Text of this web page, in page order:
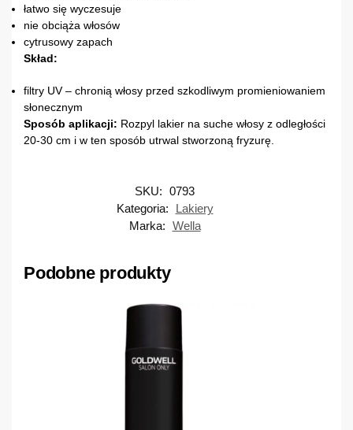
łatwo się wyczesuje
nie obciąża włosów
cytrusowy zapach
Skład:
filtry UV – chronią włosy przed szkodliwym promieniowaniem
słonecznym
Sposób aplikacji: Rozpyl lakier na suche włosy z odległości
20-30 cm i w ten sposób utrwal stworzoną fryzurę.
SKU: 0793
Kategoria:
Lakiery
Marka: Wella
Podobne produkty